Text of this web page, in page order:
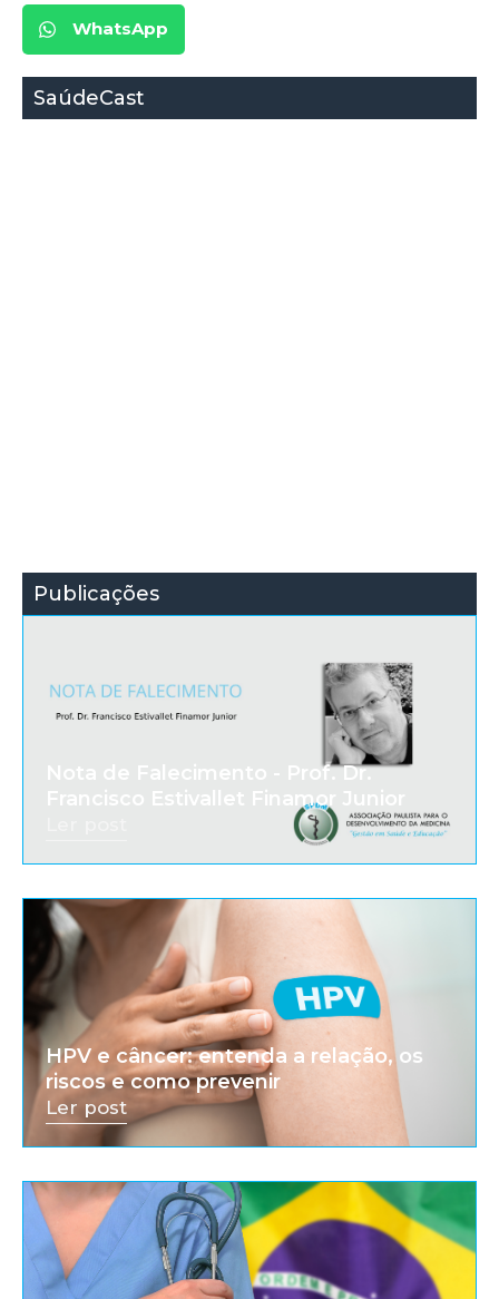
WhatsApp
SaúdeCast
Publicações
Nota de Falecimento - Prof. Dr.
Francisco Estivallet Finamor Junior
HPV e câncer: entenda a relação, os
riscos e como prevenir
Ler post